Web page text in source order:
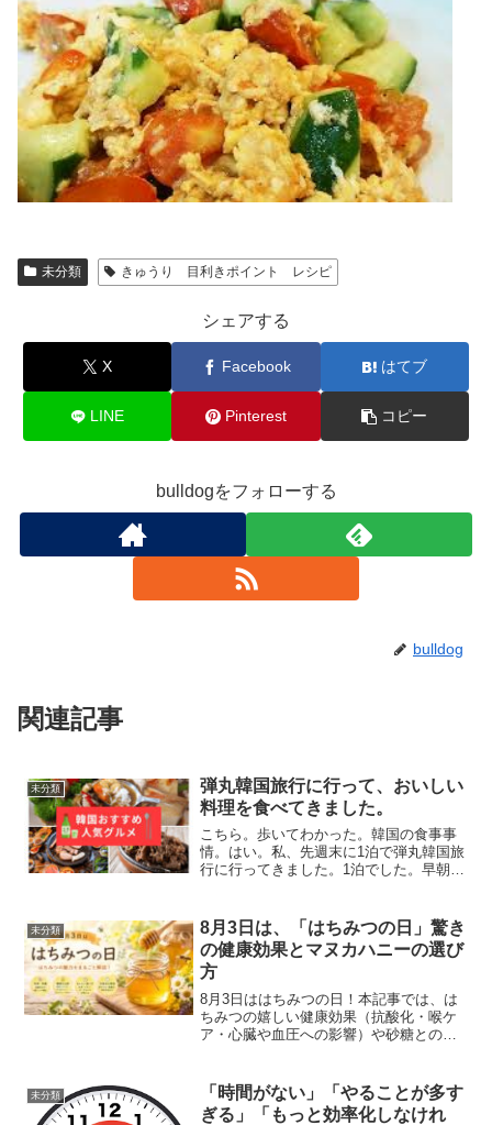
未分類 きゅうり 目利きポイント レシピ
シェアする
X Facebook はてブ
LINE Pinterest コピー
bulldogをフォローする
bulldog
関連記事
未分類
弾丸韓国旅行に行って、おいしい
料理を食べてきました。
こちら。歩いてわかった。韓国の食事事
情。はい。私、先週末に1泊で弾丸韓国旅
行に行ってきました。1泊でした。早朝の
へ〜。そんなに早く着くんだ。はい。次
の日も最終便が夜9時...
未分類
8月3日は、「はちみつの日」驚き
の健康効果とマヌカハニーの選び
方
8月3日ははちみつの日！本記事では、は
ちみつの嬉しい健康効果（抗酸化・喉ケ
ア・心臓や血圧への影響）や砂糖との違
カチカチ結晶化の簡単な直し方まで、こ
れ1冊で完全網羅でき...
未分類
「時間がない」「やることが多す
ぎる」「もっと効率化しなけれ